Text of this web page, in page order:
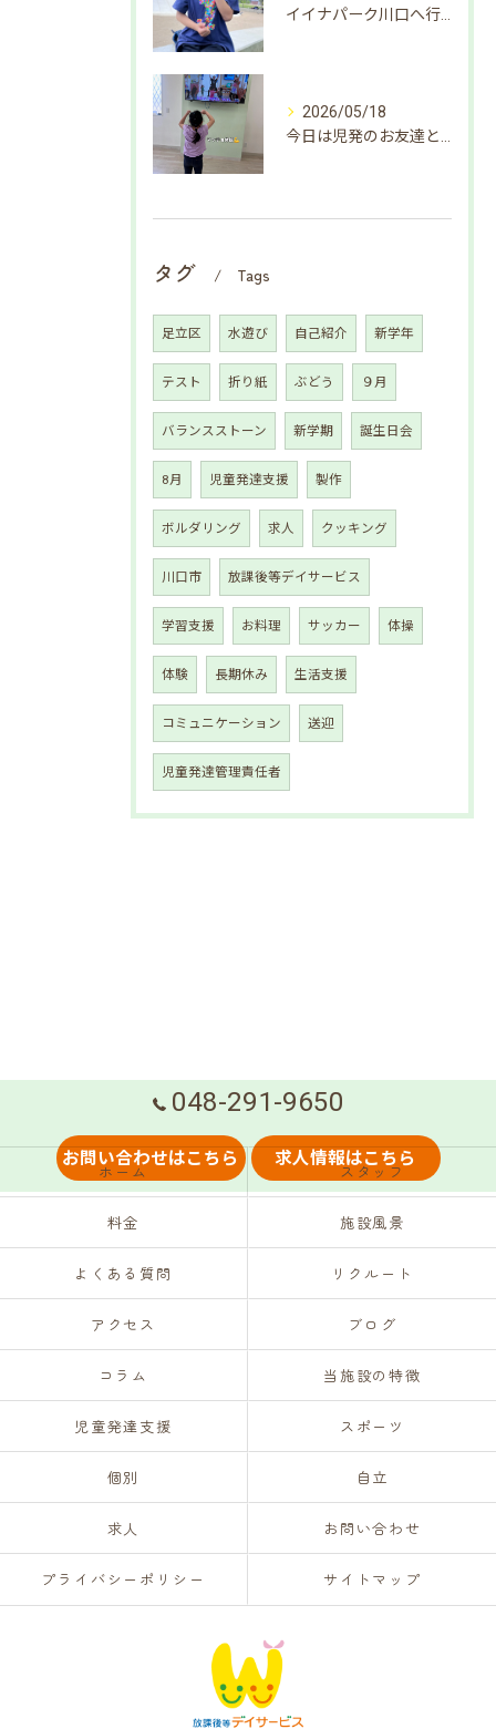
2026/05/18
タグ Tags
足立区 水遊び 自己紹介 新学年
テスト 折り紙 ぶどう ９月
バランスストーン 新学期 誕生日会
8月 児童発達支援 製作
ボルダリング 求人 クッキング
川口市 放課後等デイサービス
学習支援 お料理 サッカー 体操
体験 長期休み 生活支援
コミュニケーション 送迎
児童発達管理責任者
048-291-9650
お問い合わせはこちら 求人情報はこちら
ホーム スタッフ
料金 施設風景
よくある質問 リクルート
アクセス ブログ
コラム 当施設の特徴
児童発達支援 スポーツ
個別 自立
求人 お問い合わせ
プライバシーポリシー サイトマップ